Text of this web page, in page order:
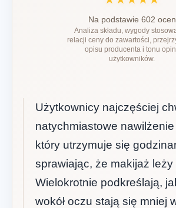
Na podstawie 602 ocen
Analiza składu, wygody
relacji ceny do zawartości,
opisu producenta i tonu
użytkowników.
Użytkownicy najczęściej
natychmiastowe
który utrzymuje się
sprawiając, że makijaż leży
Wielokrotnie podkreślają,
wokół oczu stają się mniej